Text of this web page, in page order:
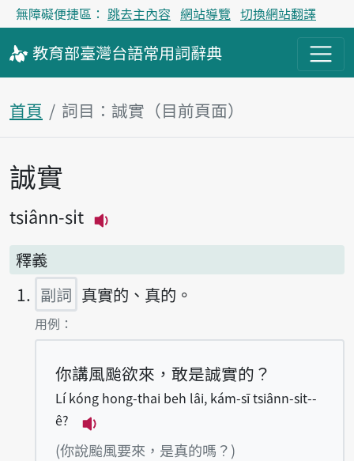
無障礙便捷區： 跳去主內容 網站導覽 切換網站翻譯
教育部臺灣台語常用詞辭典
首頁 詞目：誠實（目前頁面）
主內容區塊
誠實
tsiânn-si̍t
釋義
副詞 真實的、真的。
第1項釋義的
用例：
你講風颱欲來，敢是誠實的？
Lí kóng hong-thai beh lâi, kám-sī tsiânn-si̍t--
ê?
播放例句Lí kóng hong-thai beh lâi,
(你說颱風要來，是真的嗎？)